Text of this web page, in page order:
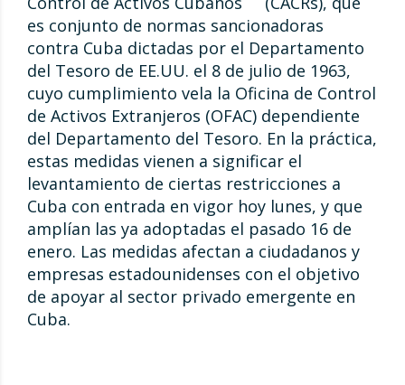
es conjunto de normas sancionadoras
contra Cuba dictadas por el Departamento
del Tesoro de EE.UU. el 8 de julio de 1963,
cuyo cumplimiento vela la Oficina de Control
de Activos Extranjeros (OFAC) dependiente
del Departamento del Tesoro. En la práctica,
estas medidas vienen a significar el
levantamiento de ciertas restricciones a
Cuba con entrada en vigor hoy lunes, y que
amplían las ya adoptadas el pasado 16 de
enero. Las medidas afectan a ciudadanos y
empresas estadounidenses con el objetivo
de apoyar al sector privado emergente en
Cuba.